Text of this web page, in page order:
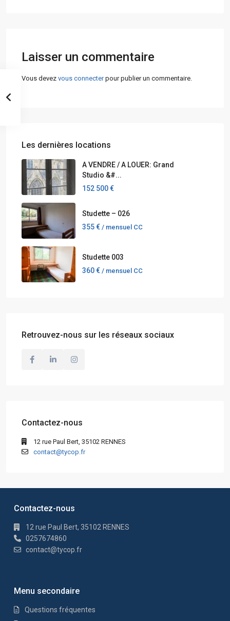
Laisser un commentaire
Vous devez vous connecterpour publier un commentaire.
Les dernières locations
A VENDRE / A LOUER: Grand
Studio &#...
152 500 €
Studette – 026
355 € / mensuel CC
Studette 003
360 € / mensuel CC
Retrouvez-nous sur les réseaux sociaux
Contactez-nous
12 rue Paul Bert, 35102 RENNES
contact@tycop.fr
Contactez-nous
12 rue Paul Bert, 35102 RENNES
0257674860
contact@tycop.fr
Menu secondaire
Questions fréquentes